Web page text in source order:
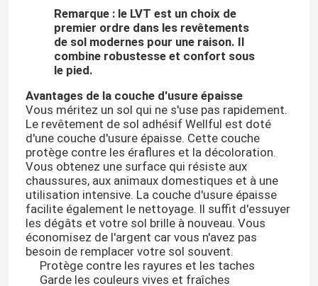
Remarque : le LVT est un choix de
premier ordre dans les revêtements
de sol modernes pour une raison. Il
combine robustesse et confort sous
le pied.
Avantages de la couche d'usure épaisse
Vous méritez un sol qui ne s'use pas rapidement.
Le revêtement de sol adhésif Wellful est doté
d'une couche d'usure épaisse. Cette couche
protège contre les éraflures et la décoloration.
Vous obtenez une surface qui résiste aux
chaussures, aux animaux domestiques et à une
utilisation intensive. La couche d'usure épaisse
facilite également le nettoyage. Il suffit d'essuyer
les dégâts et votre sol brille à nouveau. Vous
économisez de l'argent car vous n'avez pas
besoin de remplacer votre sol souvent.
Protège contre les rayures et les taches
Garde les couleurs vives et fraîches